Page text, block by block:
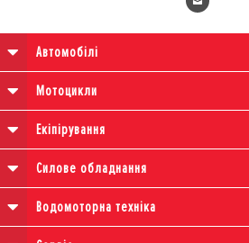
Автомобілі
Мотоцикли
Екіпірування
Силове обладнання
Водомоторна техніка